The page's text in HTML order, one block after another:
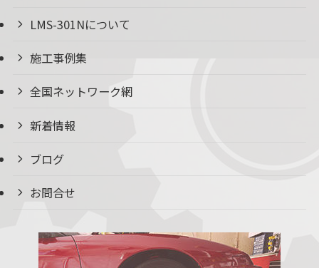
LMS-301Nについて
施工事例集
全国ネットワーク網
新着情報
ブログ
お問合せ